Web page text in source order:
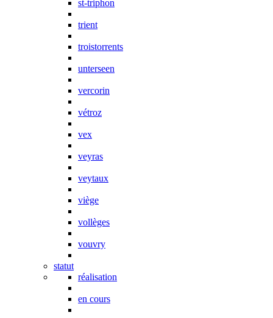
st-triphon
trient
troistorrents
unterseen
vercorin
vétroz
vex
veyras
veytaux
viège
vollèges
vouvry
statut
réalisation
en cours